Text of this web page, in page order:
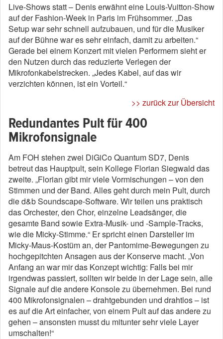
Live-Shows statt – Denis erwähnt eine Louis-Vuitton-Show
auf der Fashion-Week in Paris im Frühsommer. „Das
Setup war sehr schnell aufzubauen, und für die Musiker
auf der Bühne war es sehr einfach, damit zu arbeiten.“
Gerade bei einem Konzert mit vielen Performern sieht er
den Nutzen durch das reduzierte Verlegen der
Mikrofonkabelstrecken. „Jedes Kabel, auf das wir
verzichten können, ist ein Vorteil.“
>> zurück zur Übersicht
Redundantes Pult für 400
Mikrofonsignale
Am FOH stehen zwei DiGiCo Quantum SD7, Denis
betreut das Hauptpult, sein Kollege Florian Siegwald das
zweite. „Florian gibt mir viele Vormischungen – von den
Stimmen und der Band. Alles geht durch mein Pult, durch
die d&b Soundscape-Software. Wir teilen uns praktisch
das Orchester, den Chor, einzelne Leadsänger, die
gesamte Band sowie Extra-Musik- und -Sample-Tracks,
wie die Micky-Stimme.“ Er spricht einen Darsteller im
Micky-Maus-Kostüm an, der Pantomime-Bewegungen zu
hochgepitchten Ansagen aus der Konserve macht. „Von
Anfang an war mir das Konzept wichtig: Falls bei mir
irgendwas passiert, sollten wir beide in der Lage sein, alle
Signale auf die andere Konsole zu übernehmen. Bei rund
400 Mikrofonsignalen – drahtgebunden und drahtlos – ist
es auf die Art einfacher, von einem Pult auf das andere zu
gehen – ansonsten musst du mitunter sehr viele Layer
umschalten!“